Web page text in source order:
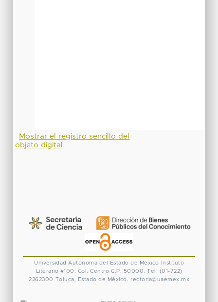
Mostrar el registro sencillo del
objeto digital
Universidad Autónoma del Estado de México
Instituto
Literario #100. Col. Centro C.P. 50000. Tel. (01-722)
2262300
Toluca, Estado de México. rectoria@uaemex.mx